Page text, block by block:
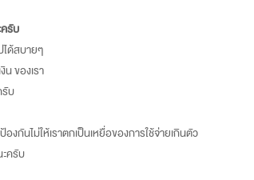
รับ
ด้สบายๆ
ของเรา
รับ
งกันไม่ให้เราตกเป็นเหยื่อของการใช้จ่ายเกินตัว
ครับ